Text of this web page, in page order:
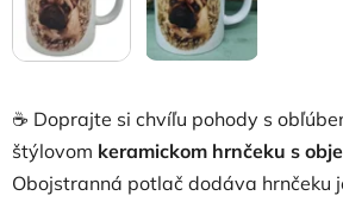
☕ Doprajte si chvíľu pohody s
štýlovom keramickom hrnčeku s
Obojstranná potlač dodáva hrnčeku